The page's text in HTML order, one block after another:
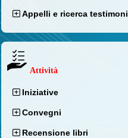
Appelli e ricerca testimoni
Attività
Iniziative
Convegni
Recensione libri